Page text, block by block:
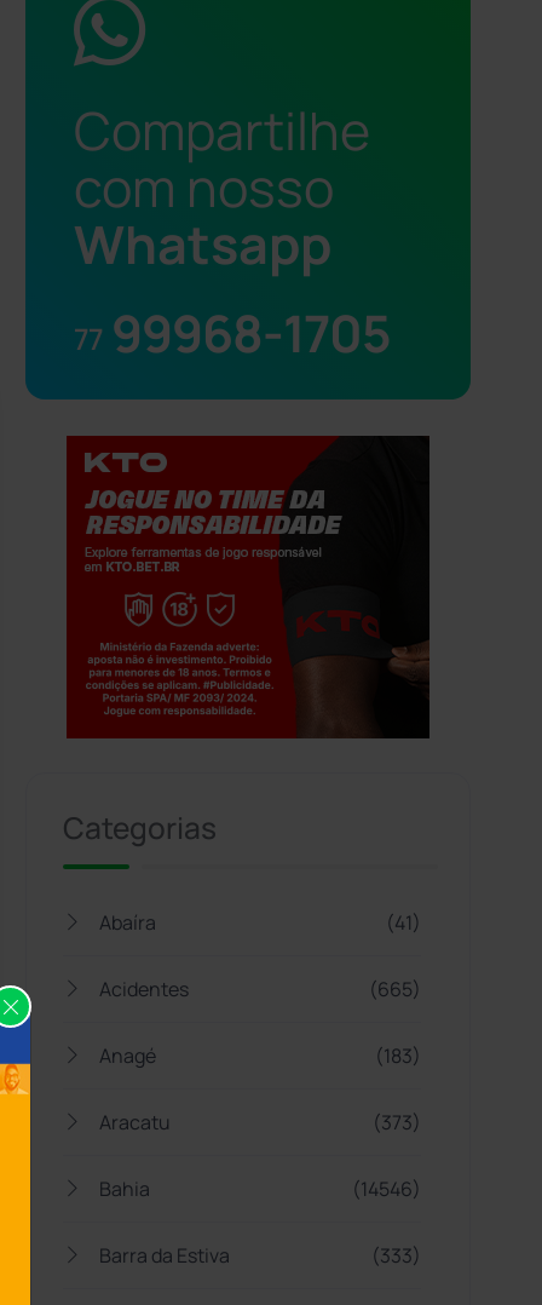
Compartilhe
com nosso
Whatsapp
77 99968-1705
Categorias
Abaíra (41)
Acidentes (665)
Anagé (183)
Aracatu (373)
Bahia (14546)
Barra da Estiva (333)